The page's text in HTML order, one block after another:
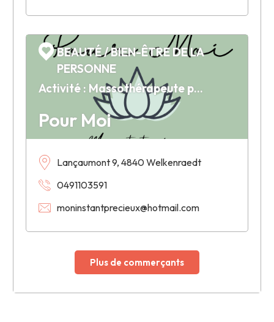
Pour Moi
BEAUTÉ / BIEN-ÊTRE DE LA
PERSONNE
Activité : Massothérapeute pour enfants, enfants aux besoins spécifiques et femmes
Lançaumont 9, 4840 Welkenraedt
0491103591
moninstantprecieux@hotmail.com
Plus de commerçants